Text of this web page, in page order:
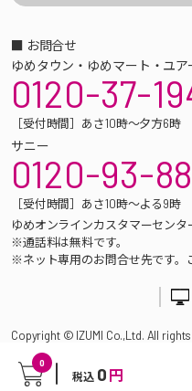
0
税込 0 円
■ お問合せ
ゆめタウン・ゆめマート・ユア
0120-37-
［受付時間］あさ10時～夕方6時
サニー
0120-93-
［受付時間］あさ10時～よる9時
ゆめオンラインカスタマーセンタ
※通話料は無料です。
※ネット専用のお問合せ先です。
Copyright © IZUMI Co.,Ltd. All